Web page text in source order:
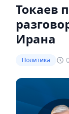
Токаев
Ирана
Политика